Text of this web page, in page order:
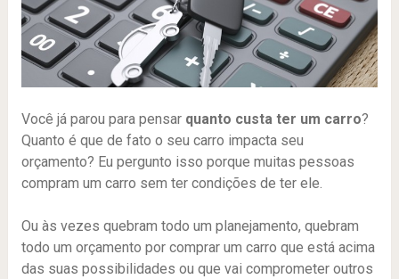
Você já parou para pensar quanto custa ter um carro?
Quanto é que de fato o seu carro impacta seu
orçamento? Eu pergunto isso porque muitas pessoas
compram um carro sem ter condições de ter ele.
Ou às vezes quebram todo um planejamento, quebram
todo um orçamento por comprar um carro que está acima
das suas possibilidades ou que vai comprometer outros